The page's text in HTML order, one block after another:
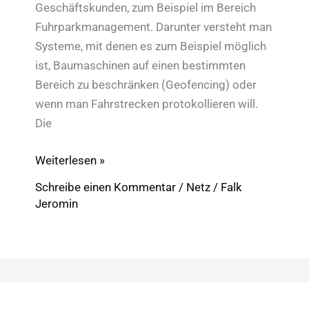
Geschäftskunden, zum Beispiel im Bereich
Fuhrparkmanagement. Darunter versteht man
Systeme, mit denen es zum Beispiel möglich
ist, Baumaschinen auf einen bestimmten
Bereich zu beschränken (Geofencing) oder
wenn man Fahrstrecken protokollieren will.
Die
Über
Tellerrand:
Weiterlesen »
Schreibe einen Kommentar / Netz / Falk
Jeromin